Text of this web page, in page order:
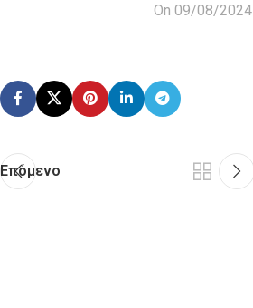
On 09/08/2024
Επόμενο